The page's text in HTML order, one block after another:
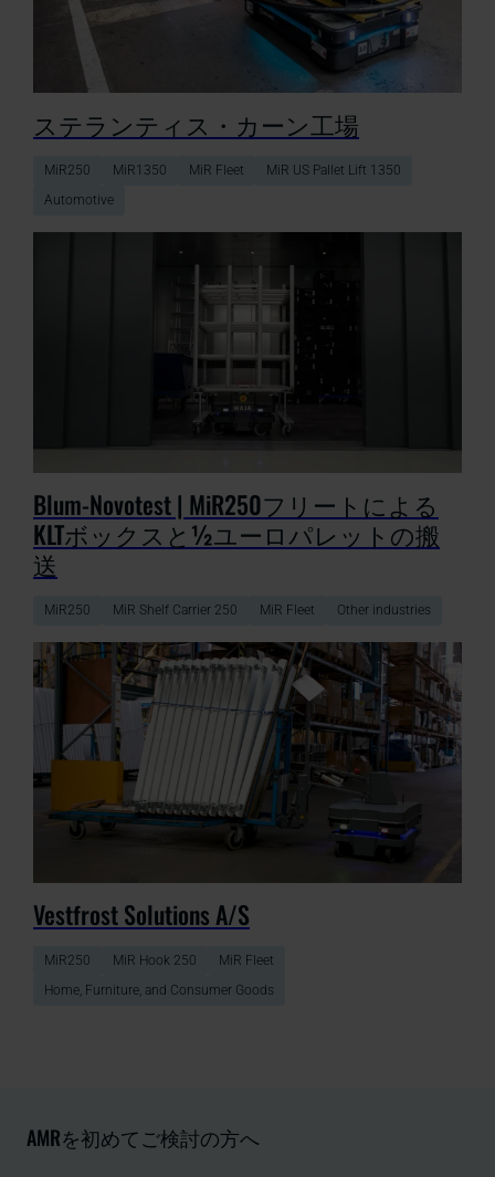
ステランティス・カーン工場
MiR250 MiR1350 MiR Fleet
MiR US Pallet Lift 1350
Automotive
Blum-Novotest | MiR250フリートによる
KLTボックスと½ユーロパレットの搬
送
MiR250 MiR Shelf Carrier 250 MiR Fleet Other industries
Vestfrost Solutions A/S
MiR250 MiR Hook 250
MiR Fleet
Home, Furniture, and Consumer Goods
AMRを初めてご検討の方へ